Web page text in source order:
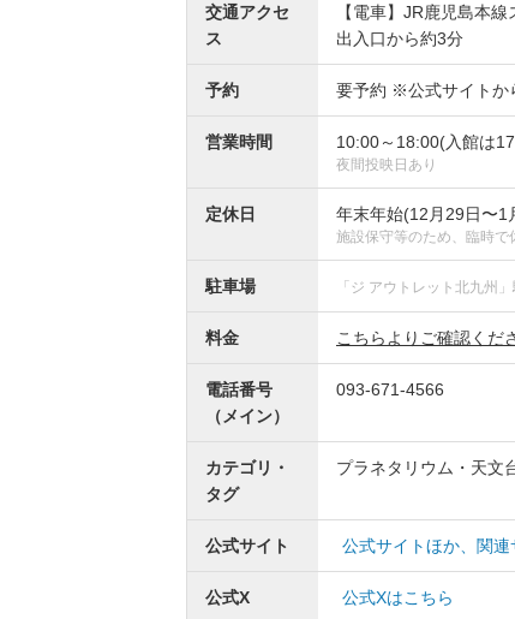
交通アクセ
ス
【電車】JR鹿児島本
出入口から約3分
予約 要予約 ※公式サイトか
営業時間 10:00～18:00(入館は
夜間投映日あり
定休日 年末年始(12月29日〜1
施設保守等のため、臨時で
駐車場 「ジ アウトレット北九州
料金 こちらよりご確認くだ
電話番号
（メイン）
093-671-4566
カテゴリ・
タグ
プラネタリウム・天文
公式サイト 公式サイトほか、関連
公式X 公式Xはこちら